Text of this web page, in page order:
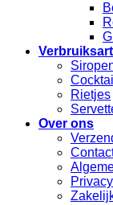
Rietjes
Over ons